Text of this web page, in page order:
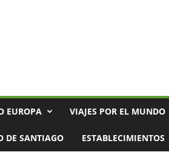
EUROPA VIAJES POR EL MUNDO
DE SANTIAGO ESTABLECIMIENTOS